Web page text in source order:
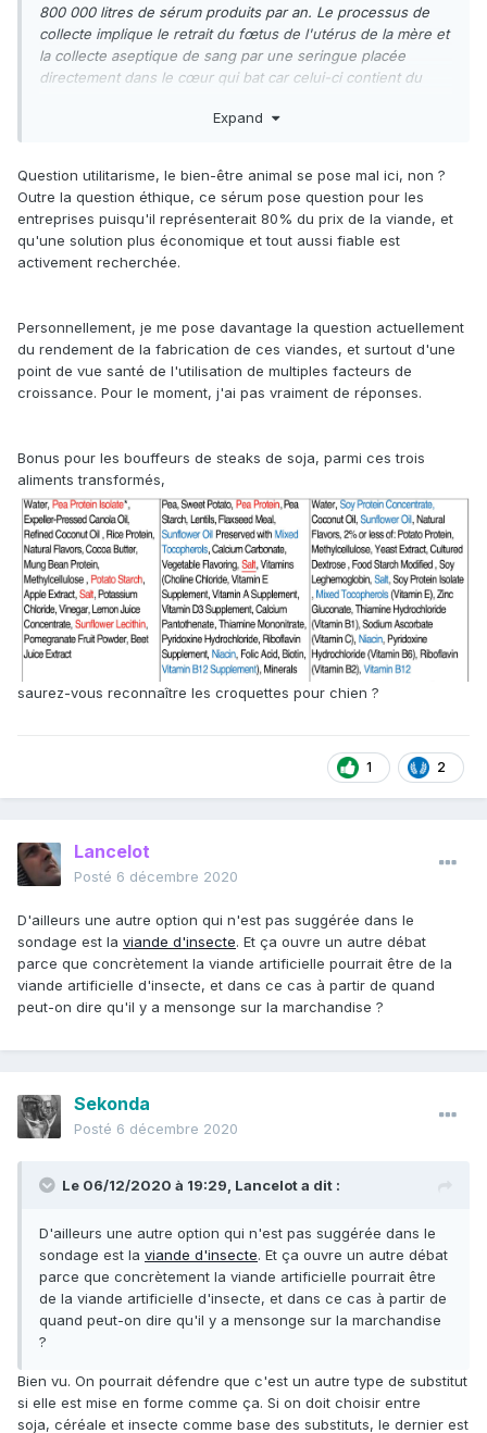
800 000 litres de sérum produits par an. Le processus de
collecte implique le retrait du fœtus de l'utérus de la mère et
la collecte aseptique de sang par une seringue placée
directement dans le cœur qui bat car celui-ci contient du
consciemment ressentir l'événement comme douloureux.
Expand
Question utilitarisme, le bien-être animal se pose mal ici, non ?
Outre la question éthique, ce sérum pose question pour les
entreprises puisqu'il représenterait 80% du prix de la viande, et
qu'une solution plus économique et tout aussi fiable est
activement recherchée.
Personnellement, je me pose davantage la question actuellement
du rendement de la fabrication de ces viandes, et surtout d'une
point de vue santé de l'utilisation de multiples facteurs de
croissance. Pour le moment, j'ai pas vraiment de réponses.
Bonus pour les bouffeurs de steaks de soja, parmi ces trois
aliments transformés,
saurez-vous reconnaître les croquettes pour chien ?
1 2
Lancelot
Posté 6 décembre 2020
D'ailleurs une autre option qui n'est pas suggérée dans le
sondage est la viande d'insecte. Et ça ouvre un autre débat
parce que concrètement la viande artificielle pourrait être de la
viande artificielle d'insecte, et dans ce cas à partir de quand
peut-on dire qu'il y a mensonge sur la marchandise ?
Sekonda
Posté 6 décembre 2020
Le 06/12/2020 à 19:29, Lancelota dit :
D'ailleurs une autre option qui n'est pas suggérée dans le
sondage est la viande d'insecte. Et ça ouvre un autre débat
parce que concrètement la viande artificielle pourrait être
de la viande artificielle d'insecte, et dans ce cas à partir de
quand peut-on dire qu'il y a mensonge sur la marchandise
?
Bien vu. On pourrait défendre que c'est un autre type de substitut
si elle est mise en forme comme ça. Si on doit choisir entre
soja, céréale et insecte comme base des substituts, le dernier est